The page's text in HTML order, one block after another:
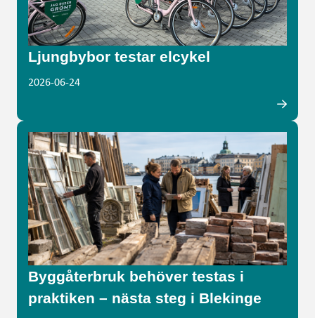
Ljungbybor testar elcykel
2026-06-24
Byggåterbruk behöver testas i
praktiken – nästa steg i Blekinge